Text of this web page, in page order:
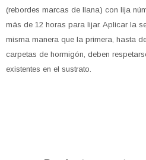
(rebordes marcas de llana) con lija
más de 12 horas para lijar. Aplicar la
misma manera que la primera, hasta
carpetas de hormigón, deben
existentes en el sustrato.